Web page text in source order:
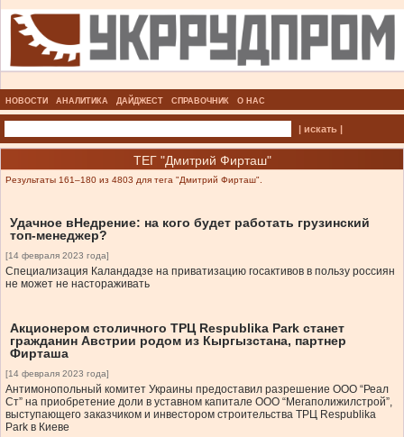
НОВОСТИ АНАЛИТИКА ДАЙДЖЕСТ СПРАВОЧНИК О НАС
| искать |
ТЕГ "Дмитрий Фирташ"
Результаты 161–180 из 4803 для тега "Дмитрий Фирташ".
Удачное вНедрение: на кого будет работать грузинский
топ-менеджер?
[14 февраля 2023 года]
Специализация Каландадзе на приватизацию госактивов в пользу россиян
не может не настораживать
Акционером столичного ТРЦ Respublika Park станет
гражданин Австрии родом из Кыргызстана, партнер
Фирташа
[14 февраля 2023 года]
Антимонопольный комитет Украины предоставил разрешение ООО “Реал
Ст” на приобретение доли в уставном капитале ООО “Мегаполижилстрой”,
выступающего заказчиком и инвестором строительства ТРЦ Respublika
Park в Киеве